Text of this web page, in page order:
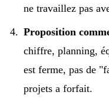
ne travaillez pas
Proposition
chiffre, planning,
est ferme, pas de
projets a forfait.